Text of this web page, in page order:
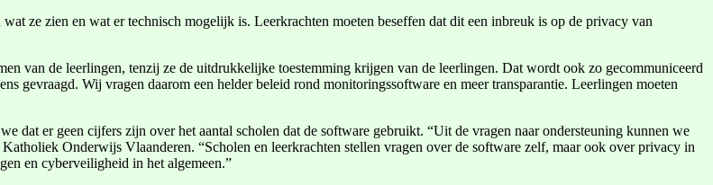
ze zien en wat er technisch mogelijk is. Leerkrachten moeten beseffen dat dit een inbreuk is op de privacy van
van de leerlingen, tenzij ze de uitdrukkelijke toestemming krijgen van de leerlingen. Dat wordt ook zo gecommuniceerd
gevraagd. Wij vragen daarom een helder beleid rond monitoringssoftware en meer transparantie. Leerlingen moeten
dat er geen cijfers zijn over het aantal scholen dat de software gebruikt. “Uit de vragen naar ondersteuning kunnen we
Onderwijs Vlaanderen. “Scholen en leerkrachten stellen vragen over de software zelf, maar ook over privacy in
en cyberveiligheid in het algemeen.”